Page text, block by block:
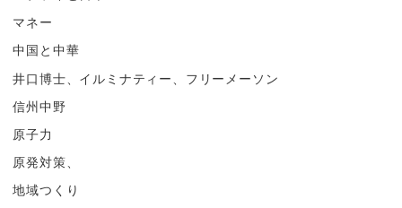
マネー
中国と中華
井口博士、イルミナティー、フリーメーソン
信州中野
原子力
原発対策、
地域つくり